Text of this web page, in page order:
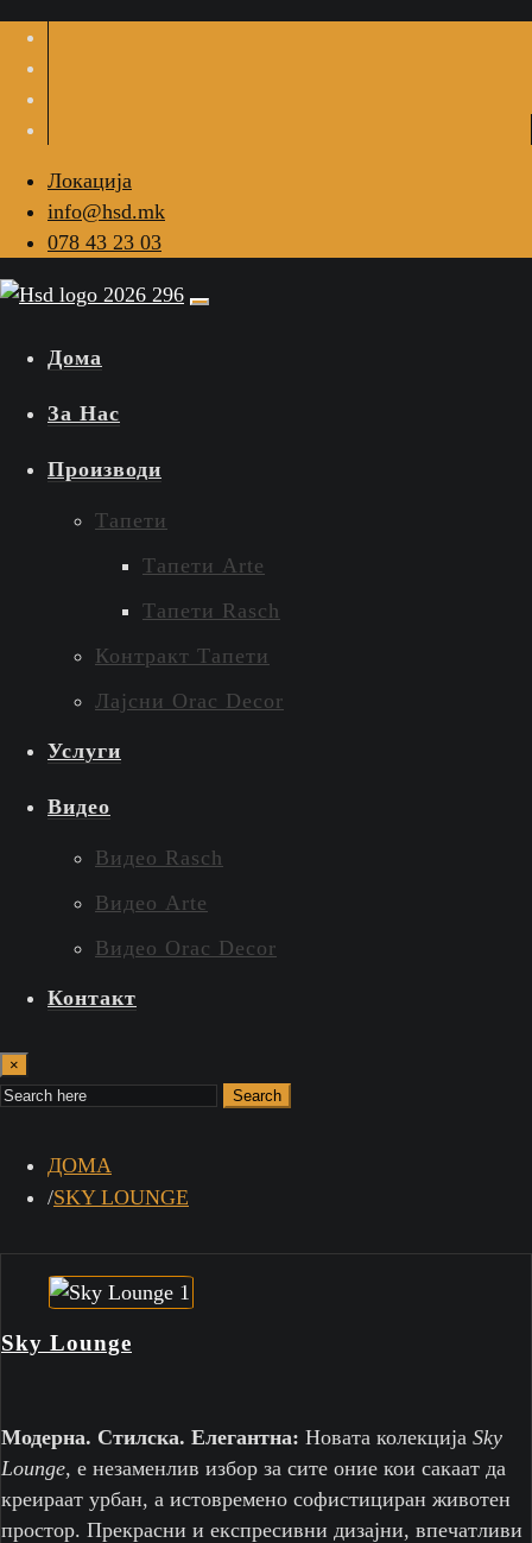
Локација
info@hsd.mk
078 43 23 03
Дома
За Нас
Производи
Тапети
Тапети Arte
Тапети Rasch
Контракт Тапети
Лајсни Orac Decor
Услуги
Видео
Видео Rasch
Видео Arte
Видео Orac Decor
Контакт
×
Search
ДОМА
SKY LOUNGE
Sky Lounge
Модерна. Стилска. Елегантна: Новата колекција Sky
Lounge, е незаменлив избор за сите оние кои сакаат да
креираат урбан, а истовремено софистициран животен
простор. Прекрасни и експресивни дизајни, впечатливи